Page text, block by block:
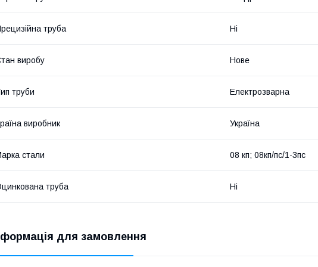
труба Ні
виробу Нове
труби Електрозварна
виробник Україна
стали 08 кп; 08кп/пс/1-3пс
труба Ні
для замовлення